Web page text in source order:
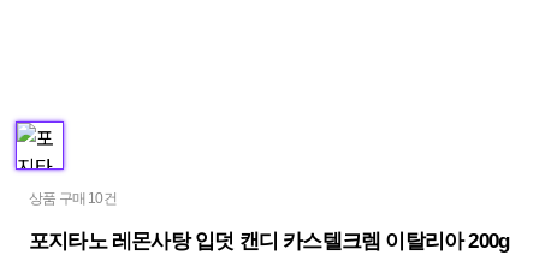
상품 구매 10건
포지타노 레몬사탕 입덧 캔디 카스텔크렘 이탈리아 200g